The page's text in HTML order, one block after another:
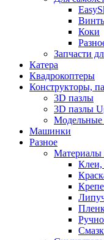
Коки
Запчасти
Катера
Квадрокоптеры
Конструкторы,
3D пазлы
3D пазлы
Модельные
Машинки
Разное
Материалы
Клеи,